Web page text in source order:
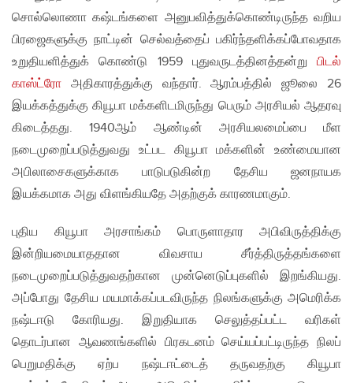
சொல்லொணா கஷ்டங்களை அனுபவித்துக்கொண்டிருந்த வறிய
பிரஜைகளுக்கு நாட்டின் செல்வத்தைப் பகிர்ந்தளிக்கப்போவதாக
உறுதியளித்துக் கொண்டு 1959 புதுவருடத்தினத்தன்று பிடல்
காஸ்ட்ரோ அதிகாரத்துக்கு வந்தார். ஆரம்பத்தில் ஜூலை 26
இயக்கத்துக்கு கியூபா மக்களிடமிருந்து பெரும் அரசியல் ஆதரவு
கிடைத்தது. 1940ஆம் ஆண்டின் அரசியலமைப்பை மீள
நடைமுறைப்படுத்துவது உட்பட கியூபா மக்களின் உண்மையான
அபிலாசைகளுக்காக பாடுபடுகின்ற தேசிய ஜனநாயக
இயக்கமாக அது விளங்கியதே அதற்குக் காரணமாகும்.
புதிய கியூபா அரசாங்கம் பொருளாதார அபிவிருத்திக்கு
இன்றியமையாததான விவசாய சீர்த்திருத்தங்களை
நடைமுறைப்படுத்துவதற்கான முன்னெடுப்புகளில் இறங்கியது.
அப்போது தேசிய மயமாக்கப்படவிருந்த நிலங்களுக்கு அமெரிக்க
நஷ்டஈடு கோரியது. இறுதியாக செலுத்தப்பட்ட வரிகள்
தொடர்பான ஆவணங்களில் பிரகடனம் செய்யப்பட்டிருந்த நிலப்
பெறுமதிக்கு ஏற்ப நஷ்டஈட்டைத் தருவதற்கு கியூபா